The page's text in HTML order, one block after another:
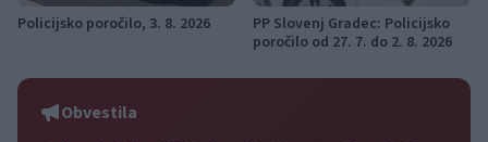
Policijsko poročilo, 3. 8. 2026
PP Slovenj Gradec: Policijsko
poročilo od 27. 7. do 2. 8. 2026
Obvestila